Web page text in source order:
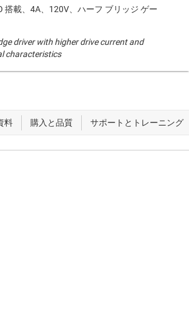
搭載、4A、120V、ハーフ ブリッジ ゲー
driver with higher drive current and
characteristics